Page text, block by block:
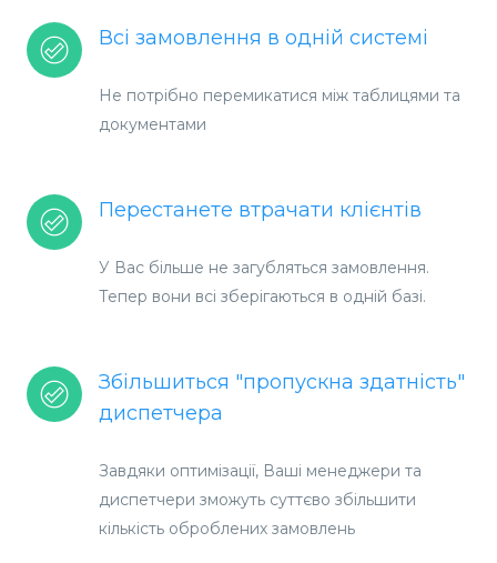
Всі замовлення в одній системі
Не потрібно перемикатися між таблицями та
документами
Перестанете втрачати клієнтів
У Вас більше не загубляться замовлення.
Тепер вони всі зберігаються в одній базі.
Збільшиться "пропускна здатність"
диспетчера
Завдяки оптимізації, Ваші менеджери та
диспетчери зможуть суттєво збільшити
кількість оброблених замовлень